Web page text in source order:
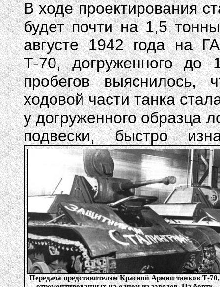
В ходе проектирования
будет почти на 1,5
августе 1942 года на
Т-70, догруженного до
пробегов выяснилось,
ходовой части танка
у догруженного образца
подвески, быстро
Передача представителям Красной Армии танков Т-70,